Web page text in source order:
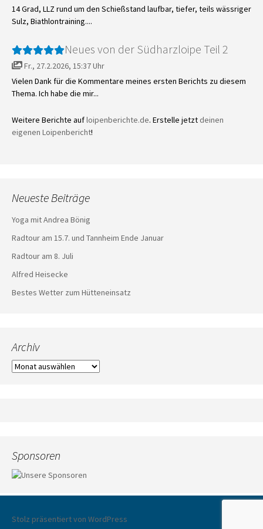
14 Grad, LLZ rund um den Schießstand laufbar, tiefer, teils wässriger
Sulz, Biathlontraining....
Neues von der Südharzloipe Teil 2
Fr., 27.2.2026, 15:37 Uhr
Vielen Dank für die Kommentare meines ersten Berichts zu diesem
Thema. Ich habe die mir...
Weitere Berichte aufloipenberichte.de. Erstelle jetzt deinen
eigenen Loipenbericht!
Neueste Beiträge
Yoga mit Andrea Bönig
Radtour am 15.7. und Tannheim Ende Januar
Radtour am 8. Juli
Alfred Heisecke
Bestes Wetter zum Hütteneinsatz
Archiv
Archiv
Sponsoren
Stolz präsentiert von WordPress